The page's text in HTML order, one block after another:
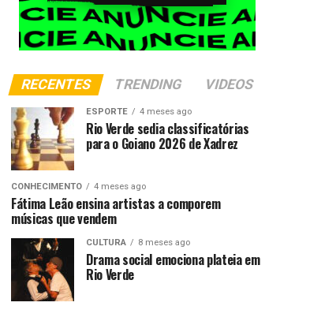
RECENTES TRENDING VIDEOS
ESPORTE 4 meses ago
Rio Verde sedia classificatórias
para o Goiano 2026 de Xadrez
CONHECIMENTO 4 meses ago
Fátima Leão ensina artistas a comporem
músicas que vendem
CULTURA 8 meses ago
Drama social emociona plateia em
Rio Verde